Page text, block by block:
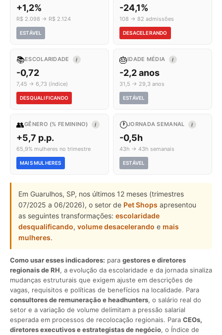
+1,2%
R$ 2.098 → R$ 2.124
ESTÁVEL
-24,1%
108 → 82 admissões
DESACELERANDO
📚ESCOLARIDADE I
-0,72
7,45 → 6,73 (índice)
DESQUALIFICANDO
🎂IDADE MÉDIA I
-2,2 anos
31,5 → 29,3 anos
ESTÁVEL
👥GÊNERO (% FEMININO) I
+5,7 p.p.
65,9% mulheres no trimestre
MAIS MULHERES
🕐JORNADA SEMANAL I
-0,5h
43h → 43h semanais
ESTÁVEL
Em Guarulhos, SP, nos últimos 12 meses (trimestres
07/2025 a 06/2026), o setor de Pet Shops apresentou
as seguintes transformações: escolaridade
desqualificando, volume desacelerando e mais
mulheres.
Como usar esses indicadores: para gestores e diretores
regionais de RH, a evolução da escolaridade e da jornada sinaliza
mudanças estruturais que exigem ajuste em descrições de
vagas, requisitos e políticas de benefícios na localidade. Para
consultores de remuneração e headhunters, o salário real do
setor e a variação de volume delimitam a pressão salarial
esperada em processos de recolocação regionais. Para CEOs,
diretores executivos e estrategistas de negócio, o Índice de